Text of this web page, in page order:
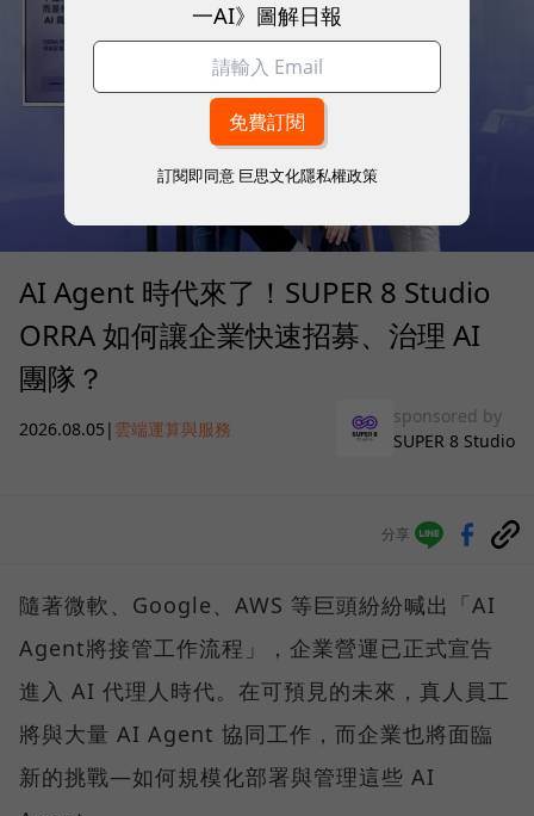
AI Agent 時代來了！SUPER 8 Studio
ORRA 如何讓企業快速招募、治理 AI
團隊？
2026.08.05 | 雲端運算與服務
sponsored by
SUPER 8 Studio
分享
隨著微軟、Google、AWS 等巨頭紛紛喊出「AI
Agent將接管工作流程」，企業營運已正式宣告
進入 AI 代理人時代。在可預見的未來，真人員工
將與大量 AI Agent 協同工作，而企業也將面臨
新的挑戰—如何規模化部署與管理這些 AI
一AI》圖解日報
訂閱即同意 巨思文化隱私權政策